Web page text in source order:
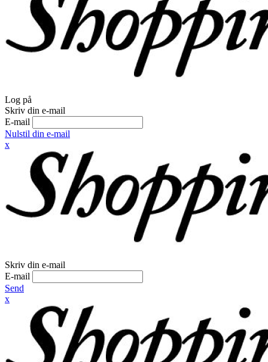
Log på
Skriv din e-mail
E-mail
Nulstil din e-mail
x
Skriv din e-mail
E-mail
Send
x